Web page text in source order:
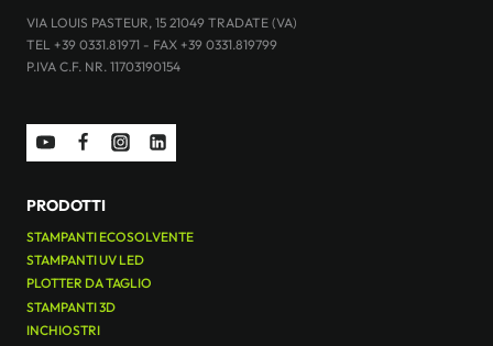
VIA LOUIS PASTEUR, 15 21049 TRADATE (VA)
TEL +39 0331.81971 - FAX +39 0331.819799
P.IVA C.F. NR. 11703190154
PRODOTTI
STAMPANTI ECOSOLVENTE
STAMPANTI UV LED
PLOTTER DA TAGLIO
STAMPANTI 3D
INCHIOSTRI